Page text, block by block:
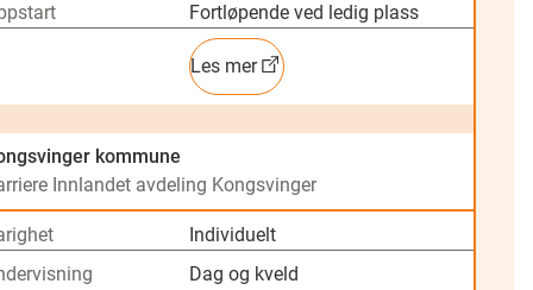
Fortløpende ved ledig plass
Les mer
kommune
Innlandet avdeling Kongsvinger
Individuelt
Dag og kveld